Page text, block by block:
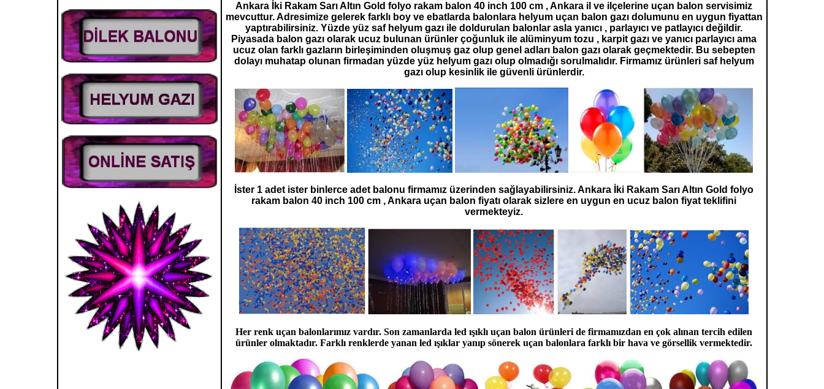
Ankara İki Rakam Sarı Altın Gold folyo rakam balon 40 inch 100 cm , Ankara il ve ilçelerine uçan balon servisimiz
mevcuttur. Adresimize gelerek farklı boy ve ebatlarda balonlara helyum uçan balon gazı dolumunu en uygun fiyattan
yaptırabilirsiniz. Yüzde yüz saf helyum gazı ile doldurulan balonlar asla yanıcı , parlayıcı ve patlayıcı değildir.
Piyasada balon gazı olarak ucuz bulunan ürünler çoğunluk ile alüminyum tozu , karpit gazı ve yanıcı parlayıcı ama
ucuz olan farklı gazların birleşiminden oluşmuş gaz olup genel adları balon gazı olarak geçmektedir. Bu sebepten
dolayı muhatap olunan firmadan yüzde yüz helyum gazı olup olmadığı sorulmalıdır. Firmamız ürünleri saf helyum
gazı olup kesinlik ile güvenli ürünlerdir.
İster 1 adet ister binlerce adet balonu firmamız üzerinden sağlayabilirsiniz. Ankara İki Rakam Sarı Altın Gold folyo
rakam balon 40 inch 100 cm , Ankara uçan balon fiyatı olarak sizlere en uygun en ucuz balon fiyat teklifini
vermekteyiz.
Her renk uçan balonlarımız vardır. Son zamanlarda led ışıklı uçan balon ürünleri de firmamızdan en çok alınan tercih edilen
ürünler olmaktadır. Farklı renklerde yanan led ışıklar yanıp sönerek uçan balonlara farklı bir hava ve görsellik vermektedir.